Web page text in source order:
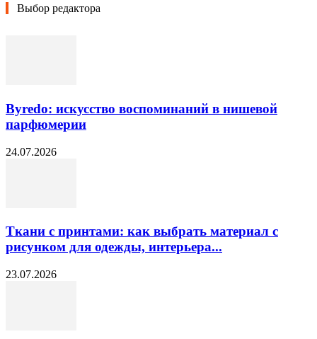
Выбор редактора
Byredo: искусство воспоминаний в нишевой
парфюмерии
24.07.2026
Ткани с принтами: как выбрать материал с
рисунком для одежды, интерьера...
23.07.2026